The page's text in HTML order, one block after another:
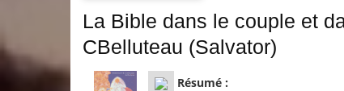
La Bible dans le couple et
CBelluteau (Salvator)
Résumé :